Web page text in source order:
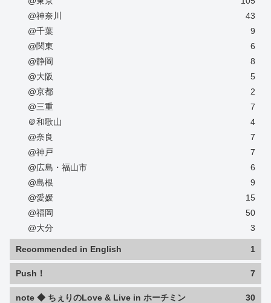
@神奈川
43
@千葉
9
@関東
6
@静岡
8
@大阪
5
@京都
2
@三重
7
＠和歌山
4
@奈良
7
@神戸
7
@広島・福山市
6
@島根
9
@愛媛
15
@福岡
50
@大分
3
Recommended in English 1
Push！ 7
note ◆ ちぇりのLove & Live in ホーチミン 30